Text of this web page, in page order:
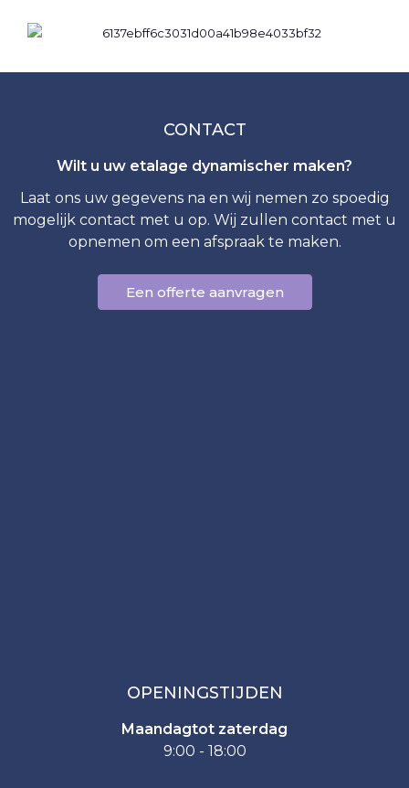
CONTACT
Wilt u uw etalage dynamischer maken?
Laat ons uw gegevens na en wij nemen zo spoedig
mogelijk contact met u op. Wij zullen contact met u
opnemen om een afspraak te maken.
Een offerte aanvragen
OPENINGSTIJDEN
Maandagtot zaterdag
9:00 - 18:00